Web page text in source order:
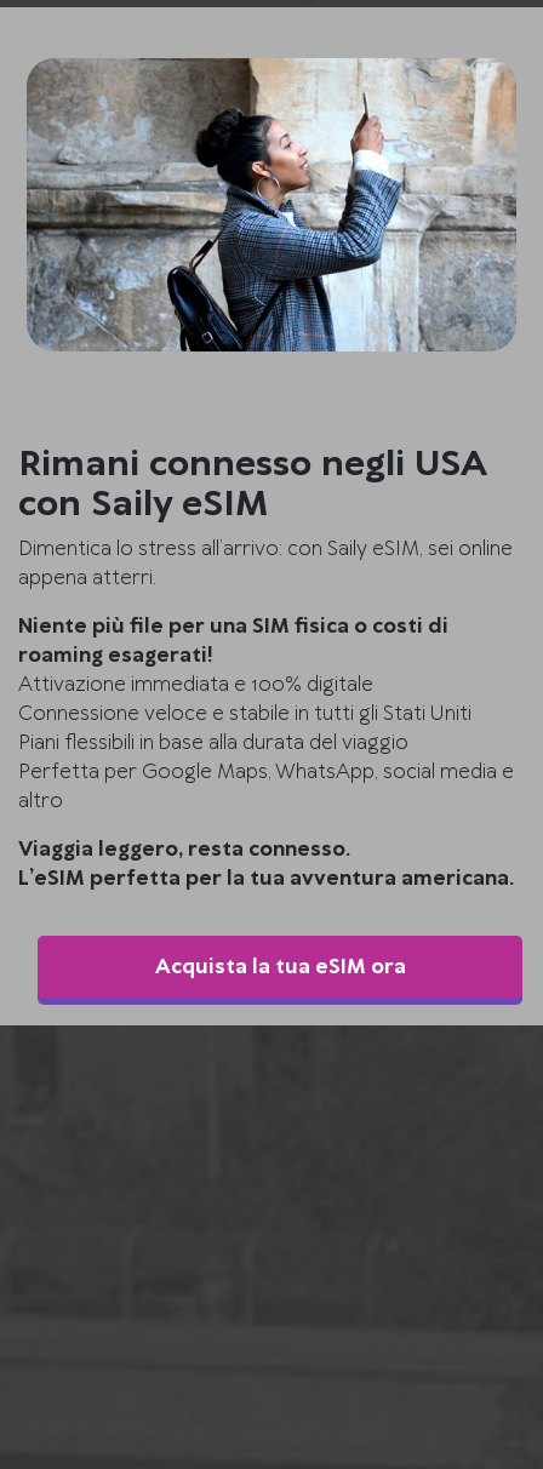
Rimani connesso negli USA
con Saily eSIM
Dimentica lo stress all’arrivo: con Saily eSIM, sei online
appena atterri.
Niente più file per una SIM fisica o costi di
roaming esagerati!
Attivazione immediata e 100% digitale
Connessione veloce e stabile in tutti gli Stati Uniti
Piani flessibili in base alla durata del viaggio
Perfetta per Google Maps, WhatsApp, social media e
altro
Viaggia leggero, resta connesso.
L’eSIM perfetta per la tua avventura americana.
Acquista la tua eSIM ora